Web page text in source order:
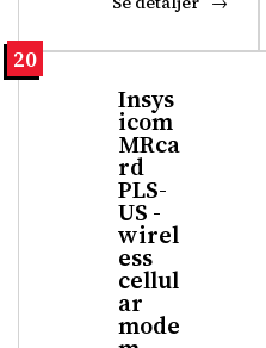
20
Insys
icom
MRca
rd
PLS-
US -
wirel
ess
cellul
ar
mode